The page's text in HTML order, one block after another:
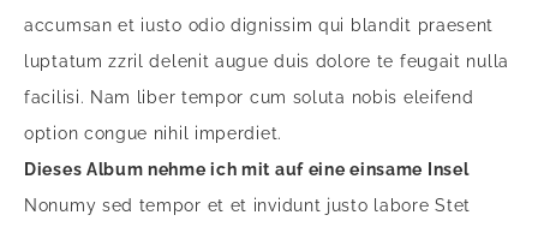
accumsan et iusto odio dignissim qui blandit praesent
luptatum zzril delenit augue duis dolore te feugait nulla
facilisi. Nam liber tempor cum soluta nobis eleifend
option congue nihil imperdiet.
Dieses Album nehme ich mit auf eine einsame Insel
Nonumy sed tempor et et invidunt justo labore Stet